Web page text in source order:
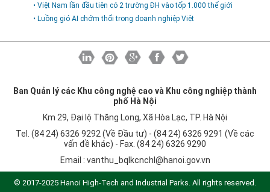
• Việt Nam lần đầu tiên có 2 trường ĐH vào tốp 1.000 thế giới
• Luồng gió AI chớm thổi trong doanh nghiệp Việt
Ban Quản lý các Khu công nghệ cao và Khu công nghiệp thành
phố Hà Nội
Km 29, Đại lộ Thăng Long, Xã Hòa Lạc, TP. Hà Nội
Tel. (84 24) 6326 9292 (Về Đầu tư) - (84 24) 6326 9291 (Về các
vấn đề khác) - Fax. (84 24) 6326 9290
Email : vanthu_bqlkcnchl@hanoi.gov.vn
© 2017-2025 Hanoi High-Tech and Industrial Parks. All rights reserved.